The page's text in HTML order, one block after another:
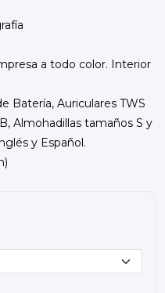
a todo color. Interior
Batería, Auriculares TWS
Almohadillas tamaños S y
y Español.